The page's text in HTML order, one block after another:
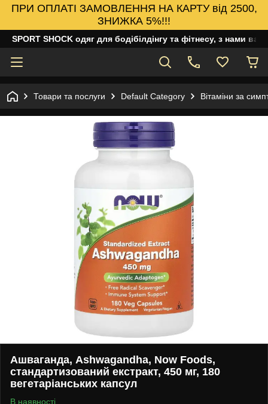
ПРИ ОПЛАТІ ЗАМОВЛЕННЯ НА КАРТУ від 2500,
ЗНИЖКА 5%!!!
SPORT SHOCK одяг для бодібілдінгу та фітнесу, з нами
Товари та послуги Default Category Вітаміни за
Ашваганда, Ashwagandha, Now Foods,
стандартизований екстракт, 450 мг, 180
вегетаріанських капсул
В наявності